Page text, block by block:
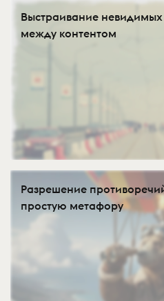
Выстраивание невидимых
между контентом
Разрешение
простую метафору